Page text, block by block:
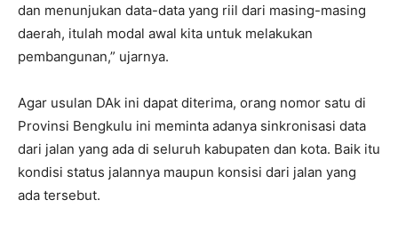
dan menunjukan data-data yang riil dari masing-masing
daerah, itulah modal awal kita untuk melakukan
pembangunan,” ujarnya.
Agar usulan DAk ini dapat diterima, orang nomor satu di
Provinsi Bengkulu ini meminta adanya sinkronisasi data
dari jalan yang ada di seluruh kabupaten dan kota. Baik itu
kondisi status jalannya maupun konsisi dari jalan yang
ada tersebut.